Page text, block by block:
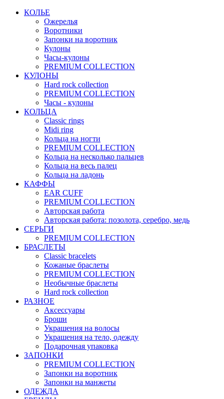
КОЛЬЕ
Ожерелья
Воротники
Запонки на воротник
Кулоны
Часы-кулоны
PREMIUM COLLECTION
КУЛОНЫ
Hard rock collection
PREMIUM COLLECTION
Часы - кулоны
КОЛЬЦА
Classic rings
Midi ring
Кольца на ногти
PREMIUM COLLECTION
Кольца на несколько пальцев
Кольца на весь палец
Кольца на ладонь
КАФФЫ
EAR CUFF
PREMIUM COLLECTION
Авторская работа
Авторская работа: позолота, серебро, медь
СЕРЬГИ
PREMIUM COLLECTION
БРАСЛЕТЫ
Classic bracelets
Кожаные браслеты
PREMIUM COLLECTION
Необычные браслеты
Hard rock collection
РАЗНОЕ
Аксессуары
Броши
Украшения на волосы
Украшения на тело, одежду
Подарочная упаковка
ЗАПОНКИ
PREMIUM COLLECTION
Запонки на воротник
Запонки на манжеты
ОДЕЖДА